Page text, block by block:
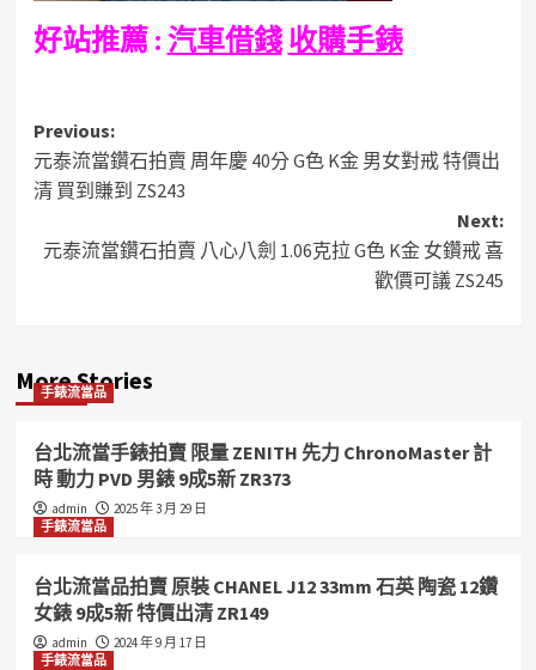
好站推薦 :汽車借錢 收購手錶
Post
navigation
Previous:
元泰流當鑽石拍賣 周年慶 40分 G色 K金 男女對戒 特價出
清 買到賺到 ZS243
Next:
元泰流當鑽石拍賣 八心八劍 1.06克拉 G色 K金 女鑽戒 喜
歡價可議 ZS245
More Stories
手錶流當品
台北流當手錶拍賣 限量 ZENITH 先力 ChronoMaster 計
時 動力 PVD 男錶 9成5新 ZR373
admin
2025 年 3 月 29 日
手錶流當品
台北流當品拍賣 原裝 CHANEL J12 33mm 石英 陶瓷 12鑽
女錶 9成5新 特價出清 ZR149
admin
2024 年 9 月 17 日
手錶流當品